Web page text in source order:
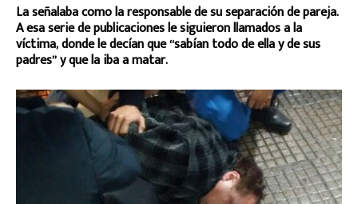
La señalaba como la responsable de su separación de pareja.
A esa serie de publicaciones le siguieron llamados a la
víctima, donde le decían que “sabían todo de ella y de sus
padres” y que la iba a matar.